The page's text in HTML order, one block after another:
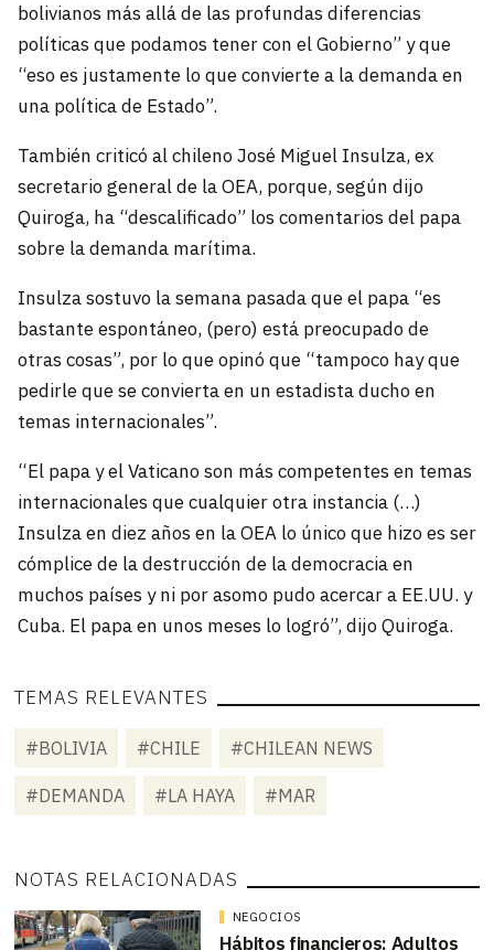
bolivianos más allá de las profundas diferencias
políticas que podamos tener con el Gobierno” y que
“eso es justamente lo que convierte a la demanda en
una política de Estado”.
También criticó al chileno José Miguel Insulza, ex
secretario general de la OEA, porque, según dijo
Quiroga, ha “descalificado” los comentarios del papa
sobre la demanda marítima.
Insulza sostuvo la semana pasada que el papa “es
bastante espontáneo, (pero) está preocupado de
otras cosas”, por lo que opinó que “tampoco hay que
pedirle que se convierta en un estadista ducho en
temas internacionales”.
“El papa y el Vaticano son más competentes en temas
internacionales que cualquier otra instancia (…)
Insulza en diez años en la OEA lo único que hizo es ser
cómplice de la destrucción de la democracia en
muchos países y ni por asomo pudo acercar a EE.UU. y
Cuba. El papa en unos meses lo logró”, dijo Quiroga.
TEMAS RELEVANTES
#BOLIVIA #CHILE #CHILEAN NEWS
#DEMANDA #LA HAYA #MAR
NOTAS RELACIONADAS
NEGOCIOS
Hábitos financieros: Adultos